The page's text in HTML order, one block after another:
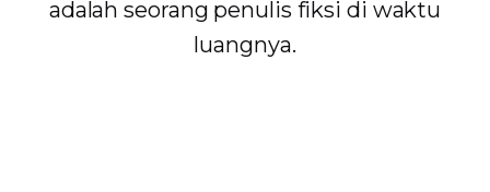
adalah seorang penulis fiksi di waktu
luangnya.